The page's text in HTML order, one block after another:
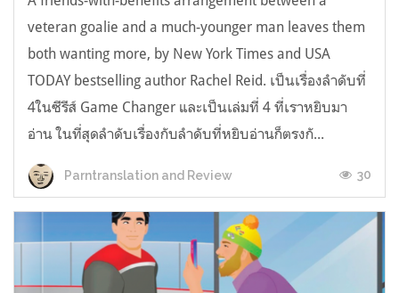
veteran goalie and a much-younger man leaves them
both wanting more, by New York Times and USA
TODAY bestselling author Rachel Reid. เป็นเรื่องลำดับที่
4ในซีรีส์ Game Changer และเป็นเล่มที่ 4 ที่เราหยิบมา
อ่าน ในที่สุดลำดับเรื่องกับลำดับที่หยิบอ่านก็ตรงกั...
Parntranslation and Review 30